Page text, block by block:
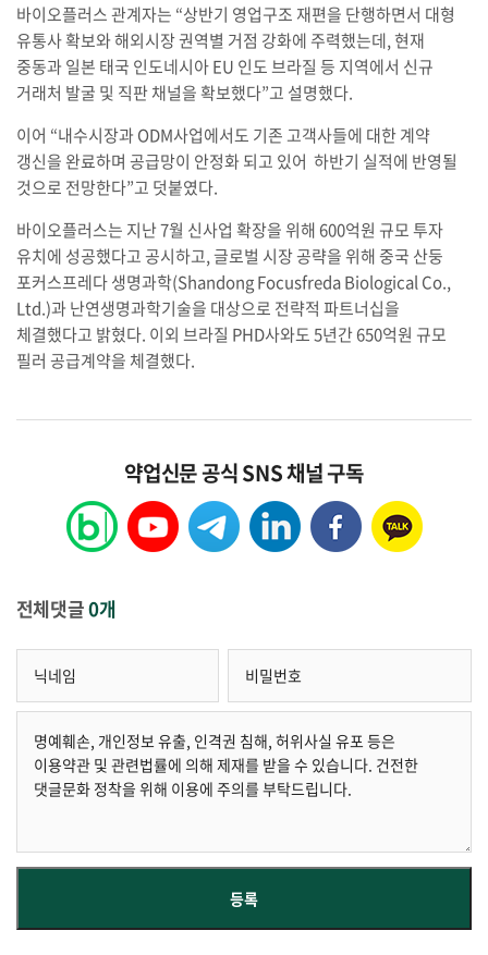
바이오플러스 관계자는 “상반기 영업구조 재편을 단행하면서 대형
유통사 확보와 해외시장 권역별 거점 강화에 주력했는데, 현재
중동과 일본 태국 인도네시아 EU 인도 브라질 등 지역에서 신규
거래처 발굴 및 직판 채널을 확보했다”고 설명했다.
이어 “내수시장과 ODM사업에서도 기존 고객사들에 대한 계약
갱신을 완료하며 공급망이 안정화 되고 있어 하반기 실적에 반영될
것으로 전망한다”고 덧붙였다.
바이오플러스는 지난 7월 신사업 확장을 위해 600억원 규모 투자
유치에 성공했다고 공시하고, 글로벌 시장 공략을 위해 중국 산둥
포커스프레다 생명과학(Shandong Focusfreda Biological Co.,
Ltd.)과 난연생명과학기술을 대상으로 전략적 파트너십을
체결했다고 밝혔다. 이외 브라질 PHD사와도 5년간 650억원 규모
필러 공급계약을 체결했다.
약업신문 공식 SNS 채널 구독
전체댓글0개